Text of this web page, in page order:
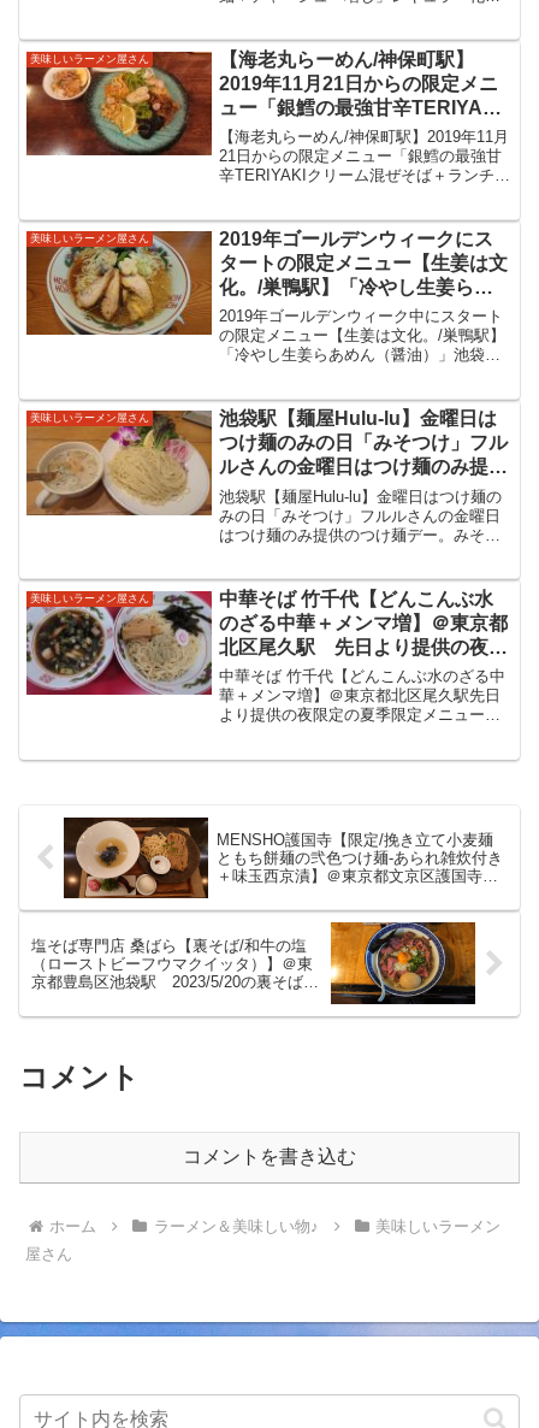
きました。【キング製麺/王子駅】ミシュ
ランガイドビブ...
美味しいラーメン屋さん
【海老丸らーめん/神保町駅】
2019年11月21日からの限定メニ
ュー「銀鱈の最強甘辛TERIYAKI
クリーム混ぜそば＋ランチサービ
ス豚丼」クリーミーで具材も美味
しい限定の混ぜそばをいただいて
【海老丸らーめん/神保町駅】2019年11月
21日からの限定メニュー「銀鱈の最強甘
辛TERIYAKIクリーム混ぜそば＋ランチサ
た。【海老丸らーめん/神保町駅】東京都
千代田...
美味しいラーメン屋さん
2019年ゴールデンウィークにス
タートの限定メニュー【生姜は文
化。/巣鴨駅】「冷やし生姜らあ
めん（醤油）」池袋桑ばらさん、
神田マニッシュさんの姉妹店でス
タートした限定メニューの冷やし
2019年ゴールデンウィーク中にスタート
の限定メニュー【生姜は文化。/巣鴨駅】
「冷やし生姜らあめん（醤油）」池袋桑
あめんをいただいてきました！巣鴨駅か
ら春日駅方面へ歩い...
美味しいラーメン屋さん
池袋駅【麺屋Hulu-lu】金曜日は
つけ麺のみの日「みそつけ」フル
ルさんの金曜日はつけ麺のみ提供
のつけ麺デー。みそつけ麺は個人
的お気に入りの一品！美味しい一
杯でした！
池袋駅【麺屋Hulu-lu】金曜日はつけ麺の
みの日「みそつけ」フルルさんの金曜日
はつけ麺のみ提供のつけ麺デー。みそつ
のトマトの日だったフルルさん。その記
事はこちら。毎週...
美味しいラーメン屋さん
中華そば 竹千代【どんこんぶ水
のざる中華＋メンマ増】＠東京都
北区尾久駅 先日より提供の夜限
定の夏季限定メニューを。店長さ
んが体調不良で退職とのことで急
遽訪問。どんこんぶ水の旨味を絡
ました。
中華そば 竹千代【どんこんぶ水のざる中
華＋メンマ増】＠東京都北区尾久駅先日
より提供の夜限定の夏季限定メニュー
MENSHO護国寺【限定/挽き立て小麦麺
ともち餅麺の弐色つけ麺-あられ雑炊付き
＋味玉西京漬】＠東京都文京区護国寺
のスープと店内挽きたての細麺ともち姫
の太い麺が美味しいつけ麺をいただきま
した。
塩そば専門店 桑ばら【裏そば/和牛の塩
（ローストビーフウマクイッタ）】＠東
京都豊島区池袋駅 2023/5/20の裏そば。
ローストビーフもしっかり美味しい裏そ
コメント
コメントを書き込む
ホーム ラーメン＆美味しい物♪
美味しいラーメン
屋さん